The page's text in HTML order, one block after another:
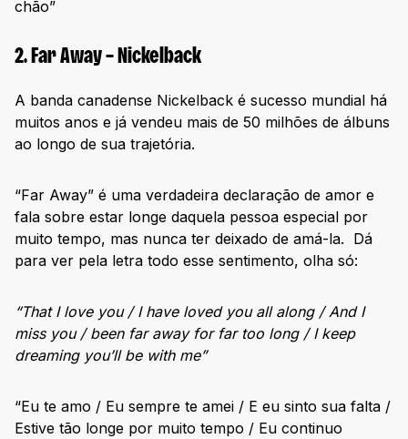
chão”
2. Far Away – Nickelback
A banda canadense Nickelback é sucesso mundial há
muitos anos e já vendeu mais de 50 milhões de álbuns
ao longo de sua trajetória.
“Far Away” é uma verdadeira declaração de amor e
fala sobre estar longe daquela pessoa especial por
muito tempo, mas nunca ter deixado de amá-la. Dá
para ver pela letra todo esse sentimento, olha só:
“That I love you / I have loved you all along / And I
miss you / been far away for far too long / I keep
dreaming you’ll be with me”
“Eu te amo / Eu sempre te amei / E eu sinto sua falta /
Estive tão longe por muito tempo / Eu continuo